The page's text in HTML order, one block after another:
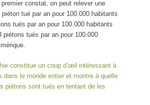
constat, on peut relever une
piéton tué par an pour 100.000 habitants
tués par an pour 100.000 habitants
piétons tués par an pour 100.000
constitue un coup d’œil intéressant à
dans le monde entier et montre à quelle
piétons sont tués en tentant de les